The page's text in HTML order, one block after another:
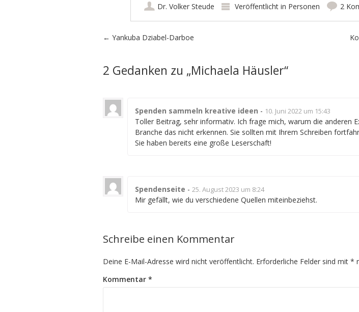
Dr. Volker Steude Veröffentlicht in Personen 2
Artikel-Navigation
← Yankuba Dziabel-Darboe
2 Gedanken zu „Michaela Häusler“
Spenden sammeln kreative ideen - 10. Juni 2022 um 15:43
Toller Beitrag, sehr informativ. Ich frage mich, warum die anderen
Branche das nicht erkennen. Sie sollten mit Ihrem Schreiben
Sie haben bereits eine große Leserschaft!
Spendenseite - 25. August 2023 um 8:24
Mir gefällt, wie du verschiedene Quellen miteinbeziehst.
Schreibe einen Kommentar
Deine E-Mail-Adresse wird nicht veröffentlicht. Erforderliche Felder sind mit *
Kommentar *